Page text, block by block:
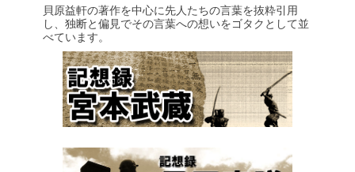
貝原益軒の著作を中心に先人たちの言葉を抜粋引用
し、独断と偏見でその言葉への想いをゴタクとして並
べています。